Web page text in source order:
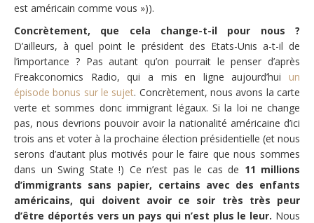
est américain comme vous »)).
Concrètement, que cela change-t-il pour nous ?
D’ailleurs, à quel point le président des Etats-Unis a-t-il de
l’importance ? Pas autant qu’on pourrait le penser d’après
Freakconomics Radio, qui a mis en ligne aujourd’hui un
épisode bonus sur le sujet. Concrètement, nous avons la carte
verte et sommes donc immigrant légaux. Si la loi ne change
pas, nous devrions pouvoir avoir la nationalité américaine d’ici
trois ans et voter à la prochaine élection présidentielle (et nous
serons d’autant plus motivés pour le faire que nous sommes
dans un Swing State !) Ce n’est pas le cas de 11 millions
d’immigrants sans papier, certains avec des enfants
américains, qui doivent avoir ce soir très très peur
d’être déportés vers un pays qui n’est plus le leur. Nous